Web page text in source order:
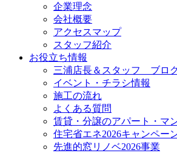
企業理念
会社概要
アクセスマップ
スタッフ紹介
お役立ち情報
三浦店長＆スタッフ ブロ
イベント・チラシ情報
施工の流れ
よくある質問
賃貸・分譲のアパート・マ
住宅省エネ2026キャンペー
先進的窓リノベ2026事業